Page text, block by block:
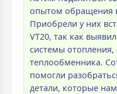
опытом обращения
Приобрели у них
VT20, так как
системы
теплообменника.
помогли
детали, которые